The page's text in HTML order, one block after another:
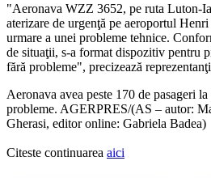
"Aeronava WZZ 3652, pe ruta Luton-
aterizare de urgenţă pe aeroportul
urmare a unei probleme tehnice.
de situaţii, s-a format dispozitiv pentru
fără probleme", precizează
Aeronava avea peste 170 de pasageri
probleme. AGERPRES/(AS – autor:
Gherasi, editor online: Gabriela Badea)
Citeste continuarea aici